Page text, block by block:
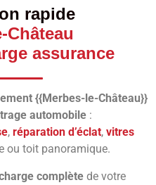
rapide
Château
assurance
{{Merbes-le-Château}}
automobile :
, réparation d’éclat, vitres
ou toit panoramique.
complètede votre